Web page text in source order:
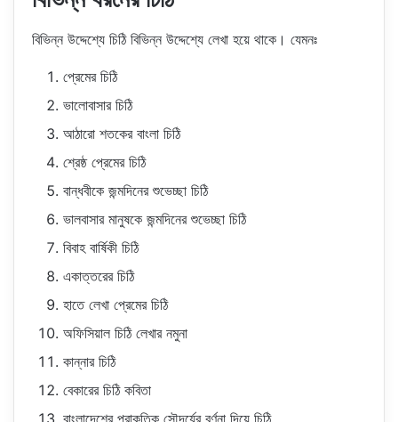
বিভিন্ন উদ্দেশ্যে চিঠি বিভিন্ন উদ্দেশ্যে লেখা হয়ে থাকে। যেমনঃ
প্রেমের চিঠি
ভালোবাসার চিঠি
আঠারো শতকের বাংলা চিঠি
শ্রেষ্ঠ প্রেমের চিঠি
বান্ধবীকে জন্মদিনের শুভেচ্ছা চিঠি
ভালবাসার মানুষকে জন্মদিনের শুভেচ্ছা চিঠি
বিবাহ বার্ষিকী চিঠি
একাত্তরের চিঠি
হাতে লেখা প্রেমের চিঠি
অফিসিয়াল চিঠি লেখার নমুনা
কান্নার চিঠি
বেকারের চিঠি কবিতা
বাংলাদেশের প্রাকৃতিক সৌন্দর্যের বর্ণনা দিয়ে চিঠি